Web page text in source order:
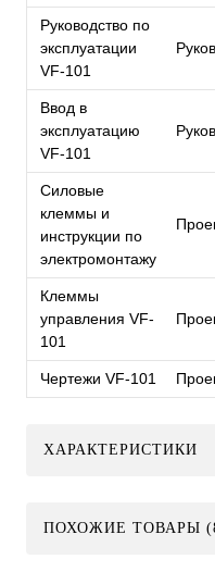
Руководство по
эксплуатации
VF-101
Ввод в
эксплуатацию
VF-101
Силовые
клеммы и
инструкции по
электромонтажу
Клеммы
управления VF-
101
Чертежи VF-101
ХАРАКТЕРИСТИКИ
ПОХОЖИЕ ТОВАРЫ